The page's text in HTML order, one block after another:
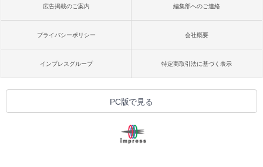
広告掲載のご案内 編集部へのご連絡
プライバシーポリシー 会社概要
インプレスグループ 特定商取引法に基づく表示
PC版で見る